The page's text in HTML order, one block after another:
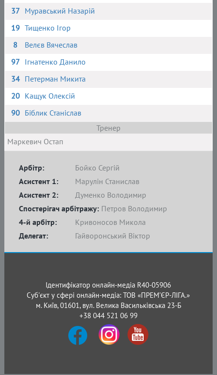
37 Муравський Назарій
19 Тищенко Ігор
8
Велєв Вячеслав
97 Ігнатенко Данило
34 Петерман Микита
20 Кащук Олексій
90 Біблик Станіслав
Тренер
Маркевич Остап
Арбітр:
Бойко Сергій
Асистент 1:
Марулін Станислав
Асистент 2:
Думенко Володимир
4-й арбітр:
Кривоносов Микола
Делегат:
Гайворонський Віктор
Спостерігач арбітражу: Петров Володимир
Ідентифікатор онлайн-медіа R40-05906
Суб'єкт у сфері онлайн-медіа: ТОВ «ПРЕМ’ЄР-ЛІГА.»
м. Київ, 01601, вул. Велика Васильківська 23-Б
+38 044 521 06 99